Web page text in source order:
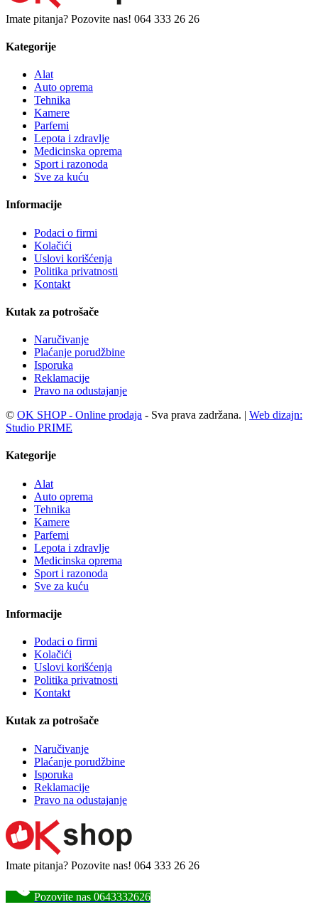
Imate pitanja? Pozovite nas! 064 333 26 26
Kategorije
Alat
Auto oprema
Tehnika
Kamere
Parfemi
Lepota i zdravlje
Medicinska oprema
Sport i razonoda
Sve za kuću
Informacije
Podaci o firmi
Kolačići
Uslovi korišćenja
Politika privatnosti
Kontakt
Kutak za potrošače
Naručivanje
Plaćanje porudžbine
Isporuka
Reklamacije
Pravo na odustajanje
© OK SHOP - Online prodaja - Sva prava zadržana. | Web dizajn:
Studio PRIME
Kategorije
Alat
Auto oprema
Tehnika
Kamere
Parfemi
Lepota i zdravlje
Medicinska oprema
Sport i razonoda
Sve za kuću
Informacije
Podaci o firmi
Kolačići
Uslovi korišćenja
Politika privatnosti
Kontakt
Kutak za potrošače
Naručivanje
Plaćanje porudžbine
Isporuka
Reklamacije
Pravo na odustajanje
Imate pitanja? Pozovite nas! 064 333 26 26
Pozovite nas 0643332626